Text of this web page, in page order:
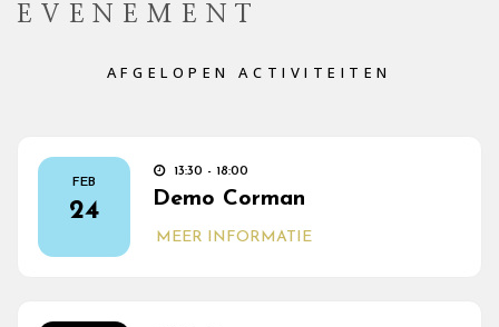
EVENEMENT
AFGELOPEN ACTIVITEITEN
FEB
24
13:30 - 18:00
Demo Corman
MEER INFORMATIE